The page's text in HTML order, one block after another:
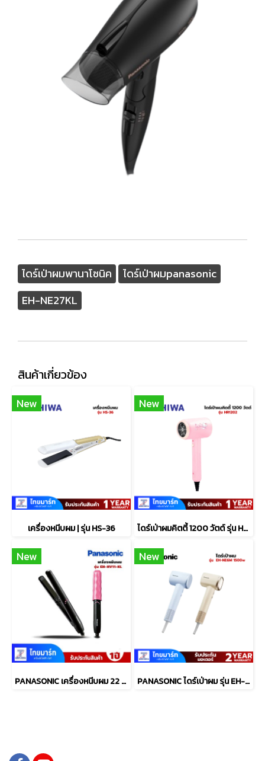
ไดร์เป่าผมพานาโซนิค
ไดร์เป่าผมpanasonic
EH-NE27KL
สินค้าเกี่ยวข้อง
New
เครื่องหนีบผม | รุ่น HS-36
New
ไดร์เป่าผมคิตตี้ 1200 วัตต์ รุ่น HR1202 สีชมพู
New
PANASONIC เครื่องหนีบผม 22 วัตต์ รุ่น EH-HV11-KL
New
PANASONIC ไดร์เป่าผม รุ่น EH-NE6M 1500 วัตต์